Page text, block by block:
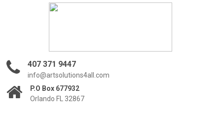
407 371 9447
info@artsolutions4all.com
P.O Box 677932
Orlando FL 32867